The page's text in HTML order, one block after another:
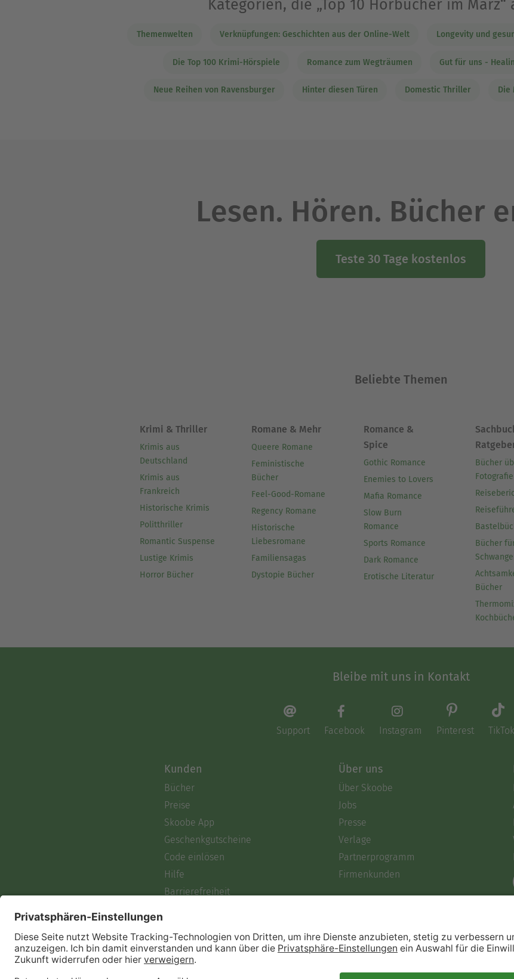
Kategorien, die „Top 10 Hörbücher im März“
Themenwelten Verknüpfungen: Geschichten aus der Online-Welt Longevity und
Die Top 100 Krimi-Hörspiele Romance zum Wegträumen Gut für uns -
Neue Reihen von Ravensburger Hinter diesen Türen Domestic Thriller Die
Lesen. Hören. Bücher
Teste 30 Tage kostenlos
Beliebte Themen
Krimi & Thriller
Krimis aus
Deutschland
Krimis aus
Frankreich
Historische Krimis
Politthriller
Romantic Suspense
Lustige Krimis
Horror Bücher
Romane & Mehr
Queere Romane
Feministische
Bücher
Feel-Good-Romane
Regency Romane
Historische
Liebesromane
Familiensagas
Dystopie Bücher
Romance &
Spice
Gothic Romance
Enemies to Lovers
Mafia Romance
Slow Burn
Romance
Sports Romance
Dark Romance
Erotische Literatur
Bücher
Fotografie
Bücher
Bücher
Bleibe mit uns in Kontakt
Support Facebook Instagram Pinterest TikTok
Kunden
Bücher
Preise
Skoobe App
Geschenkgutscheine
Code einlösen
Hilfe
Barrierefreiheit
Über uns
Über Skoobe
Jobs
Presse
Verlage
Partnerprogramm
Firmenkunden
Immer ein gutes Buch